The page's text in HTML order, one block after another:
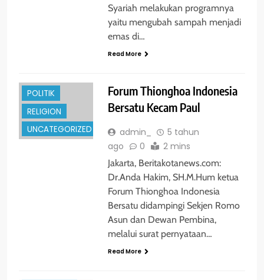
Syariah melakukan programnya
yaitu mengubah sampah menjadi
emas di…
Read More
POLITIK
RELIGION
UNCATEGORIZED
Forum Thionghoa Indonesia
Bersatu Kecam Paul
admin_
5 tahun
ago
0 2 mins
Jakarta, Beritakotanews.com:
Dr.Anda Hakim, SH.M.Hum ketua
Forum Thionghoa Indonesia
Bersatu didampingi Sekjen Romo
Asun dan Dewan Pembina,
melalui surat pernyataan…
Read More